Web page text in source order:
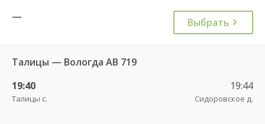
— Выбрать
Талицы — Вологда АВ 719
19:40
Талицы с.
19:44
Сидоровское д.